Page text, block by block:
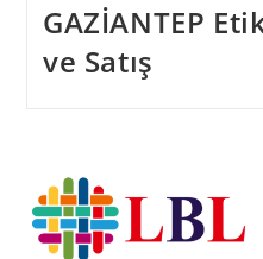
GAZİANTEP
ve Satış